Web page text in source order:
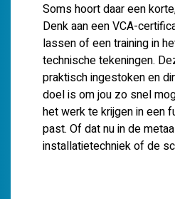
Soms hoort daar een
Denk aan een VCA-
lassen of een training in
technische tekeningen.
praktisch ingestoken en
doel is om jou zo snel
het werk te krijgen in een
past. Of dat nu in de
installatietechniek of de